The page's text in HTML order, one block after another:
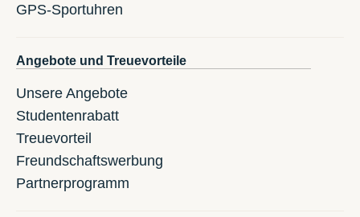
GPS-Sportuhren
Angebote und Treuevorteile
Unsere Angebote
Studentenrabatt
Treuevorteil
Freundschaftswerbung
Partnerprogramm